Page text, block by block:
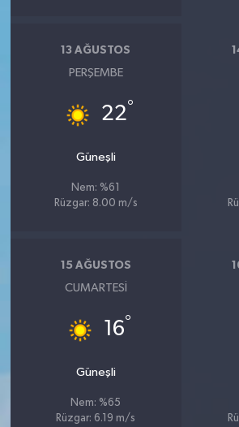
13 AĞUSTOS
PERŞEMBE
22°
Güneşli
Nem: %61
Rüzgar: 8.00 m/s
15 AĞUSTOS
CUMARTESI
16°
Güneşli
Nem: %65
Rüzgar: 6.19 m/s